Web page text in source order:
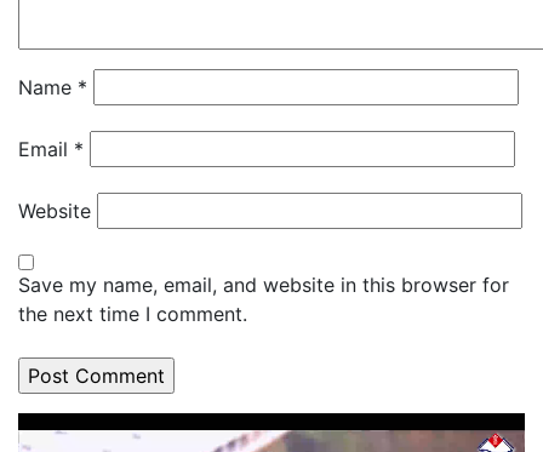
Name *
Email *
Website
Save my name, email, and website in this browser for
the next time I comment.